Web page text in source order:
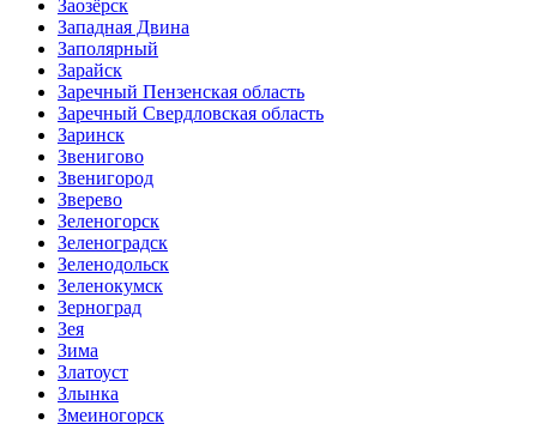
Заозёрск
Западная Двина
Заполярный
Зарайск
Заречный Пензенская область
Заречный Свердловская область
Заринск
Звенигово
Звенигород
Зверево
Зеленогорск
Зеленоградск
Зеленодольск
Зеленокумск
Зерноград
Зея
Зима
Златоуст
Злынка
Змеиногорск